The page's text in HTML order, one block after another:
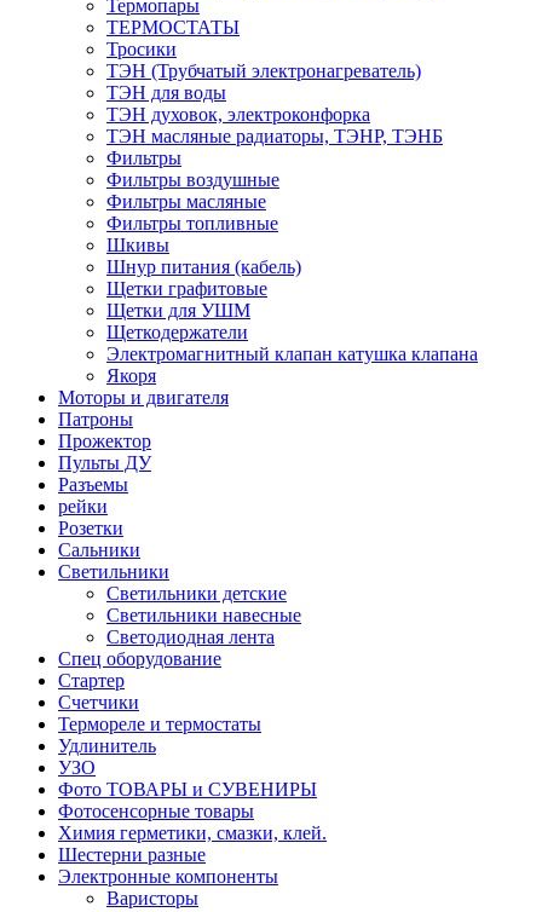
Термопары
ТЕРМОСТАТЫ
Тросики
ТЭН (Трубчатый электронагреватель)
ТЭН для воды
ТЭН духовок, электроконфорка
ТЭН масляные радиаторы, ТЭНР, ТЭНБ
Фильтры
Фильтры воздушные
Фильтры масляные
Фильтры топливные
Шкивы
Шнур питания (кабель)
Щетки графитовые
Щетки для УШМ
Щеткодержатели
Электромагнитный клапан катушка клапана
Якоря
Моторы и двигателя
Патроны
Прожектор
Пульты ДУ
Разъемы
рейки
Розетки
Сальники
Светильники
Светильники детские
Светильники навесные
Светодиодная лента
Спец оборудование
Стартер
Счетчики
Термореле и термостаты
Удлинитель
УЗО
Фото ТОВАРЫ и СУВЕНИРЫ
Фотосенсорные товары
Химия герметики, смазки, клей.
Шестерни разные
Электронные компоненты
Варисторы